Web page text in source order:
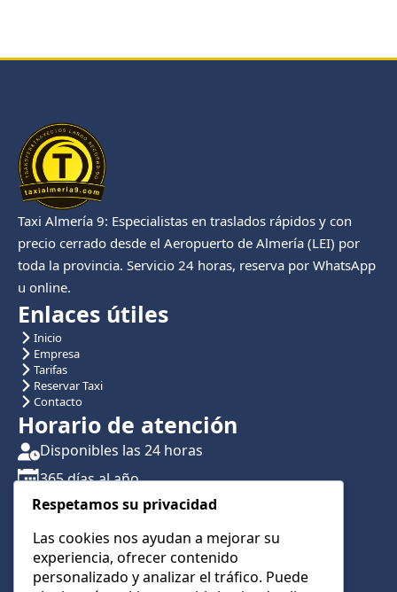
Taxi Almería 9: Especialistas en traslados rápidos y con
precio cerrado desde el Aeropuerto de Almería (LEI) por
toda la provincia. Servicio 24 horas, reserva por WhatsApp
u online.
Enlaces útiles
Inicio
Empresa
Tarifas
Reservar Taxi
Contacto
Horario de atención
Disponibles las 24 horas
365 días al año
Traslados con reserva previa
Atención por teléfono y WhatsApp 24/7
CONTÁCTANOS
Respetamos su privacidad
Las cookies nos ayudan a mejorar su
experiencia, ofrecer contenido
personalizado y analizar el tráfico. Puede